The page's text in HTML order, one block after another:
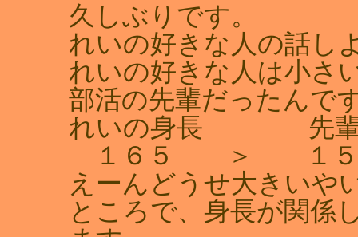
久しぶりです。
れいの好きな人の話し
れいの好きな人は小さ
部活の先輩だったんで
れいの身長 先輩
１６５ ＞ １５
えーんどうせ大きいや
ところで、身長が関係